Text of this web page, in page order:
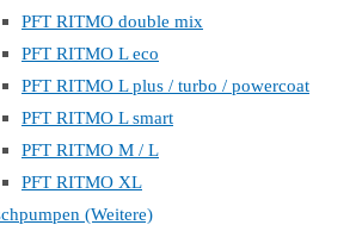
PFT RITMO double mix
PFT RITMO L eco
PFT RITMO L plus / turbo / powercoat
PFT RITMO L smart
PFT RITMO M / L
PFT RITMO XL
(Weitere)